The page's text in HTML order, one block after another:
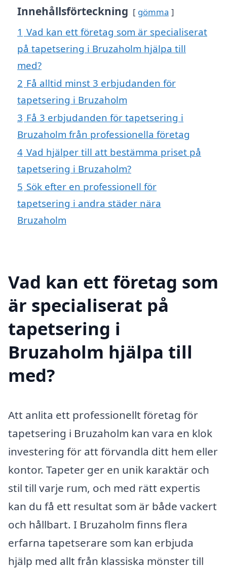
Innehållsförteckning gömma
1 Vad kan ett företag som är specialiserat
på tapetsering i Bruzaholm hjälpa till
med?
2 Få alltid minst 3 erbjudanden för
tapetsering i Bruzaholm
3 Få 3 erbjudanden för tapetsering i
Bruzaholm från professionella företag
4 Vad hjälper till att bestämma priset på
tapetsering i Bruzaholm?
5 Sök efter en professionell för
tapetsering i andra städer nära
Bruzaholm
Vad kan ett företag som
är specialiserat på
tapetsering i
Bruzaholm hjälpa till
med?
Att anlita ett professionellt företag för
tapetsering i Bruzaholm kan vara en klok
investering för att förvandla ditt hem eller
kontor. Tapeter ger en unik karaktär och
stil till varje rum, och med rätt expertis
kan du få ett resultat som är både vackert
och hållbart. I Bruzaholm finns flera
erfarna tapetserare som kan erbjuda
hjälp med allt från klassiska mönster till